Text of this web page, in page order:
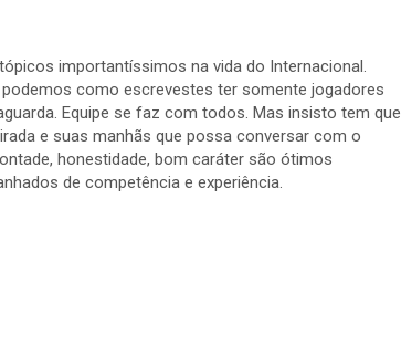
importantíssimos na vida do Internacional.
como escrevestes ter somente jogadores
Equipe se faz com todos. Mas insisto tem que
e suas manhãs que possa conversar com o
honestidade, bom caráter são ótimos
de competência e experiência.